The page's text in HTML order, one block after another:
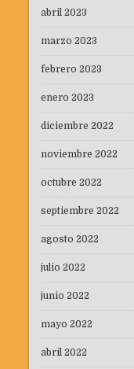
abril 2023
marzo 2023
febrero 2023
enero 2023
diciembre 2022
noviembre 2022
octubre 2022
septiembre 2022
agosto 2022
julio 2022
junio 2022
mayo 2022
abril 2022